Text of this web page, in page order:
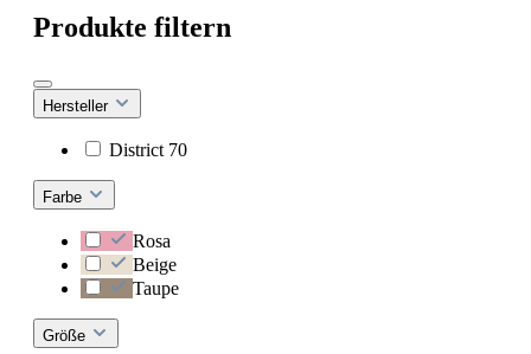
Produkte filtern
Hersteller
District 70
Farbe
Rosa
Beige
Taupe
Größe